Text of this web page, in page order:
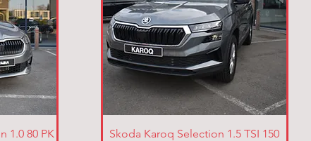
1.0 80 PK
Skoda Karoq Selection 1.5 TSI 150